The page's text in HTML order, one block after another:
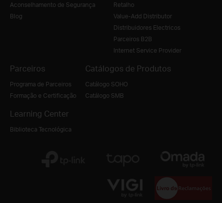
Aconselhamento de Segurança
Blog
Retalho
Value-Add Distributor
Distribuidores Electricos
Parceiros B2B
Internet Service Provider
Parceiros
Programa de Parceiros
Formação e Certificação
Catálogos de Produtos
Catálogo SOHO
Catálogo SMB
Learning Center
Biblioteca Tecnológica